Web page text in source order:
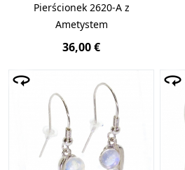
Pierścionek 2620-A z
Ametystem
36,00 €